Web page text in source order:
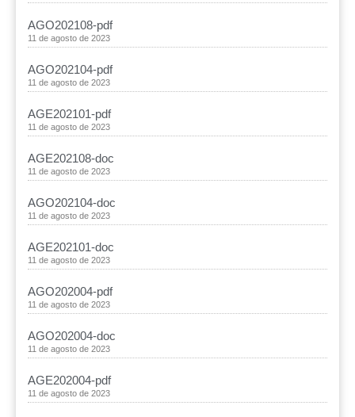
AGO202108-pdf
11 de agosto de 2023
AGO202104-pdf
11 de agosto de 2023
AGE202101-pdf
11 de agosto de 2023
AGE202108-doc
11 de agosto de 2023
AGO202104-doc
11 de agosto de 2023
AGE202101-doc
11 de agosto de 2023
AGO202004-pdf
11 de agosto de 2023
AGO202004-doc
11 de agosto de 2023
AGE202004-pdf
11 de agosto de 2023